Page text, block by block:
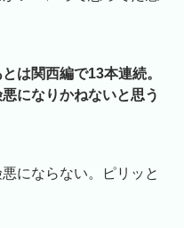
は関西編で13本連続。
になりかねないと思う
にならない。ピリッと